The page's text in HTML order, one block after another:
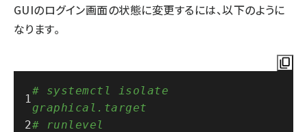
GUIのログイン画面の状態に変更するには、以下のように
なります。
# systemctl isolate
graphical.target
# runlevel